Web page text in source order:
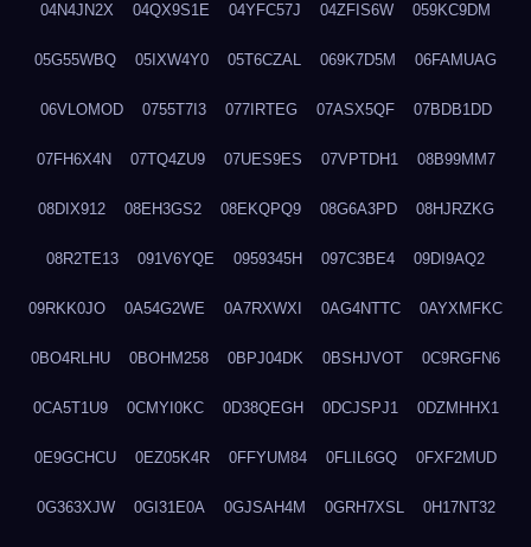
04N4JN2X 04QX9S1E 04YFC57J 04ZFIS6W 059KC9DM
05G55WBQ 05IXW4Y0 05T6CZAL 069K7D5M 06FAMUAG
06VLOMOD 0755T7I3 077IRTEG 07ASX5QF 07BDB1DD
07FH6X4N 07TQ4ZU9 07UES9ES 07VPTDH1 08B99MM7
08DIX912 08EH3GS2 08EKQPQ9 08G6A3PD 08HJRZKG
08R2TE13 091V6YQE 0959345H 097C3BE4 09DI9AQ2
09RKK0JO 0A54G2WE 0A7RXWXI 0AG4NTTC 0AYXMFKC
0BO4RLHU 0BOHM258 0BPJ04DK 0BSHJVOT 0C9RGFN6
0CA5T1U9 0CMYI0KC 0D38QEGH 0DCJSPJ1 0DZMHHX1
0E9GCHCU 0EZ05K4R 0FFYUM84 0FLIL6GQ 0FXF2MUD
0G363XJW 0GI31E0A 0GJSAH4M 0GRH7XSL 0H17NT32